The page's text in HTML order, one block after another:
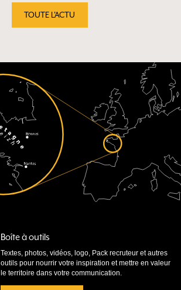
TOUTE L'ACTU
Boîte à outils
Textes, photos, vidéos, logo, Pack recruteur et autres
outils pour nourrir votre inspiration et mettre en valeur
le territoire dans votre communication.